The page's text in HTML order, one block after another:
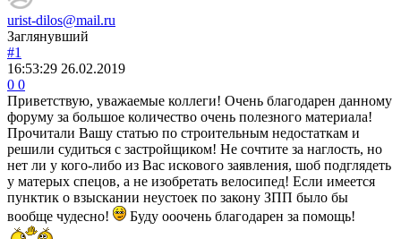
urist-dilos@mail.ru
Заглянувший
#1
16:53:29 26.02.2019
0 0
Приветствую, уважаемые коллеги! Очень благодарен данному
форуму за большое количество очень полезного материала!
Прочитали Вашу статью по строительным недостаткам и
решили судиться с застройщиком! Не сочтите за наглость, но
нет ли у кого-либо из Вас искового заявления, шоб подглядеть
у матерых спецов, а не изобретать велосипед! Если имеется
пунктик о взыскании неустоек по закону ЗПП было бы
вообще чудесно!
Буду ооочень благодарен за помощь!